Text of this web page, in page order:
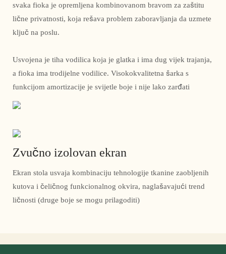
svaka fioka je opremljena kombinovanom bravom za zaštitu
lične privatnosti, koja rešava problem zaboravljanja da uzmete
ključ na poslu.
Usvojena je tiha vodilica koja je glatka i ima dug vijek trajanja,
a fioka ima trodijelne vodilice. Visokokvalitetna šarka s
funkcijom amortizacije je svijetle boje i nije lako zarđati
Zvučno izolovan ekran
Ekran stola usvaja kombinaciju tehnologije tkanine zaobljenih
kutova i čeličnog funkcionalnog okvira, naglašavajući trend
ličnosti (druge boje se mogu prilagoditi)